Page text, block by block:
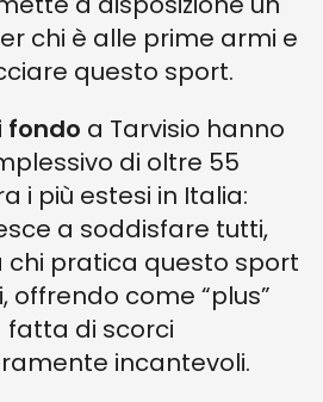
chi è alle prime armi e
questo sport.
fondo a Tarvisio hanno
di oltre 55
i più estesi in Italia:
a soddisfare tutti,
chi pratica questo sport
offrendo come “plus”
di scorci
incantevoli.